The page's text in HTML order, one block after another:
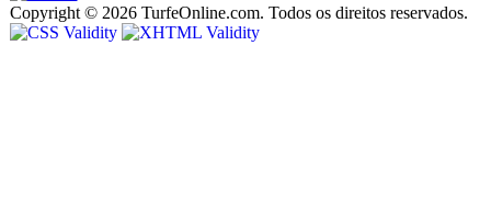
Copyright © 2026 TurfeOnline.com. Todos os direitos reservados.